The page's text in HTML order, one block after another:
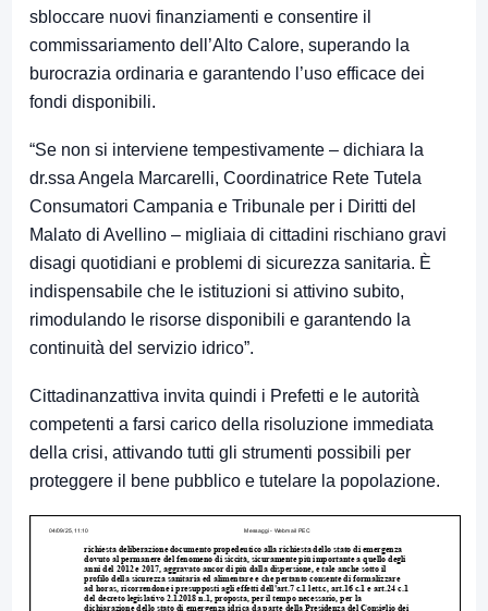
sbloccare nuovi finanziamenti e consentire il
commissariamento dell’Alto Calore, superando la
burocrazia ordinaria e garantendo l’uso efficace dei
fondi disponibili.
“Se non si interviene tempestivamente – dichiara la
dr.ssa Angela Marcarelli, Coordinatrice Rete Tutela
Consumatori Campania e Tribunale per i Diritti del
Malato di Avellino – migliaia di cittadini rischiano gravi
disagi quotidiani e problemi di sicurezza sanitaria. È
indispensabile che le istituzioni si attivino subito,
rimodulando le risorse disponibili e garantendo la
continuità del servizio idrico”.
Cittadinanzattiva invita quindi i Prefetti e le autorità
competenti a farsi carico della risoluzione immediata
della crisi, attivando tutti gli strumenti possibili per
proteggere il bene pubblico e tutelare la popolazione.